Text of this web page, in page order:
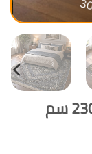
سجاد تركي 200×300 سم / 150×230 سم